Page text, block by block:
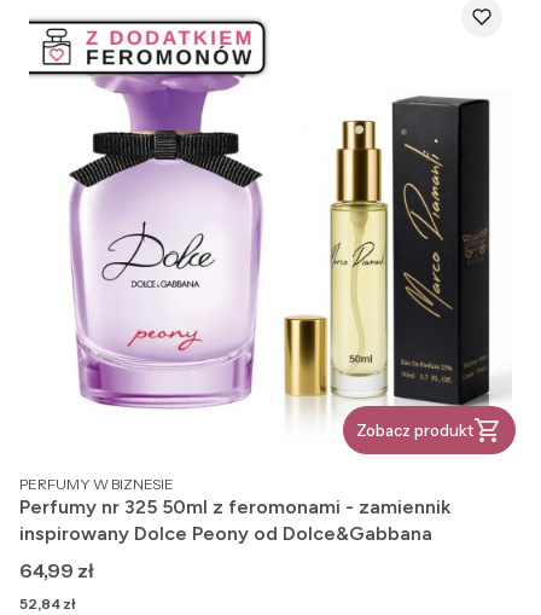
Zobacz produkt
PRODUCENT
PERFUMY W BIZNESIE
Perfumy nr 325 50ml z feromonami - zamiennik
inspirowany Dolce Peony od Dolce&Gabbana
Cena
64,99 zł
Cena
52,84 zł